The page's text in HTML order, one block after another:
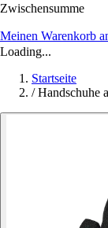
Zwischensumme
Meinen Warenkorb
Loading...
Startseite
/ Handschuhe